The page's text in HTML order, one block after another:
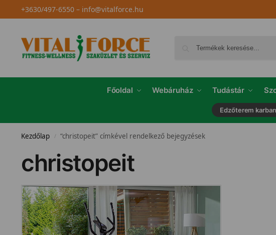
+3630/497-6550– info@vitalforce.hu
Főoldal Webáruház Tudástár
Edzőterem
Kezdőlap / “christopeit” címkével rendelkező bejegyzések
christopeit